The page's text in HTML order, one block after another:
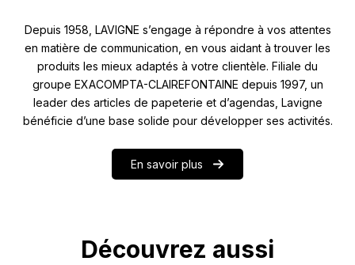
Depuis 1958, LAVIGNE s’engage à répondre à vos attentes
en matière de communication, en vous aidant à trouver les
produits les mieux adaptés à votre clientèle. Filiale du
groupe EXACOMPTA-CLAIREFONTAINE depuis 1997, un
leader des articles de papeterie et d’agendas, Lavigne
bénéficie d’une base solide pour développer ses activités.
En savoir plus
Découvrez aussi